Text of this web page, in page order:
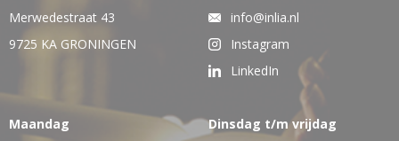
Merwedestraat 43
9725 KA GRONINGEN
info@inlia.nl
Instagram
LinkedIn
Maandag
Dinsdag t/m vrijdag